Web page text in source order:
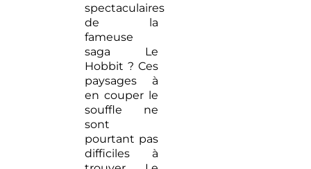
spectaculaires
de la
fameuse
saga Le
Hobbit ? Ces
paysages à
en couper le
souffle ne
sont
pourtant pas
difficiles à